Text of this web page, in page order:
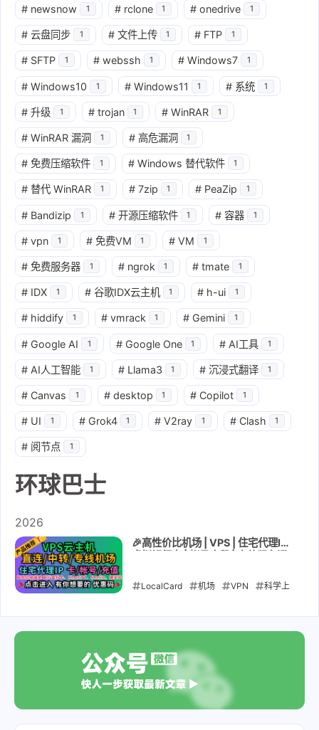
# newsnow 1 # rclone 1 # onedrive 1
# 云盘同步 1 # 文件上传 1 # FTP 1
# SFTP 1 # webssh 1 # Windows7 1
# Windows10 1 # Windows11 1 # 系统 1
# 升级 1 # trojan 1 # WinRAR 1
# WinRAR 漏洞 1 # 高危漏洞 1
# 免费压缩软件 1 # Windows 替代软件 1
# 替代 WinRAR 1 # 7zip 1 # PeaZip 1
# Bandizip 1 # 开源压缩软件 1 # 容器 1
# vpn 1 # 免费VM 1 # VM 1
# 免费服务器 1 # ngrok 1 # tmate 1
# IDX 1 # 谷歌IDX云主机 1 # h-ui 1
# hiddify 1 # vmrack 1 # Gemini 1
# Google AI 1 # Google One 1 # AI工具 1
# AI人工智能 1 # Llama3 1 # 沉浸式翻译 1
# Canvas 1 # desktop 1 # Copilot 1
# UI 1 # Grok4 1 # V2ray 1 # Clash 1
# 阅节点 1
环球巴士
2026
🎉高性价比机场 | VPS | 住宅代理IP |
LocalCard 机场 VPN 科学上
kookeey lycheeip 流媒体
VPS 直连机场
机场 动态代理IP raksmart
银河录像局
士 直播专线 苹果ID GPT账号